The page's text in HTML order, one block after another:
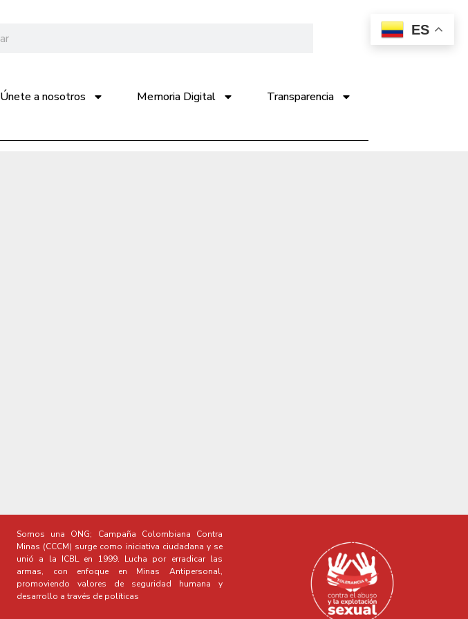
Únete a nosotros Memoria Digital Transparencia
Somos una ONG; Campaña Colombiana Contra
Minas (CCCM) surge como iniciativa ciudadana y se
unió a la ICBL en 1999. Lucha por erradicar las
armas, con enfoque en Minas Antipersonal,
promoviendo valores de seguridad humana y
desarrollo a través de políticas
ES